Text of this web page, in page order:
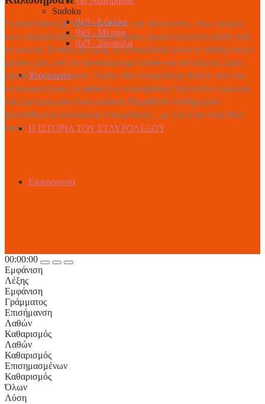
Sudoku
9x9 - Εύκολα
9x9 - Μέτρια
9x9 - Δύσκολα
Ψυχαγωγία
Η ΙΣΤΟΡΙΑ ΤΟΥ ΣΤΑΥΡΟΛΕΞΟΥ
Επικοινωνία
Το istavrolexo.gr δημιουργήθηκε για όλους εσάς, τους λάτρεις
των σταυρόλεξων, και όλους όσους ψυχαγωγούνται μέσα από
τη γνώση! Επειδή για εμάς τα σταυρόλεξα είναι το πάθος και το
μεράκι μας, σας τα προσφέρουμε online για ατελείωτες ώρες
χαράς & ψυχαγωγίας. Λύστε όσα σταυρόλεξα θέλετε από τον
υπολογιστή σας, το tablet ή το smartphone. Γιατί απλά η γνώση
και η ψυχαγωγία είναι ανάγκη! Θυμηθείτε! Καθημερινά
προστίθενται καινούργια σταυρόλεξα... με ένα κλικ είναι δικά
σας !
00:00:00
Εμφάνιση
Λέξης
Εμφάνιση
Γράμματος
Επισήμανση
Λαθών
Καθαρισμός
Λαθών
Καθαρισμός
Επισημασμένων
Καθαρισμός
Όλων
Λύση